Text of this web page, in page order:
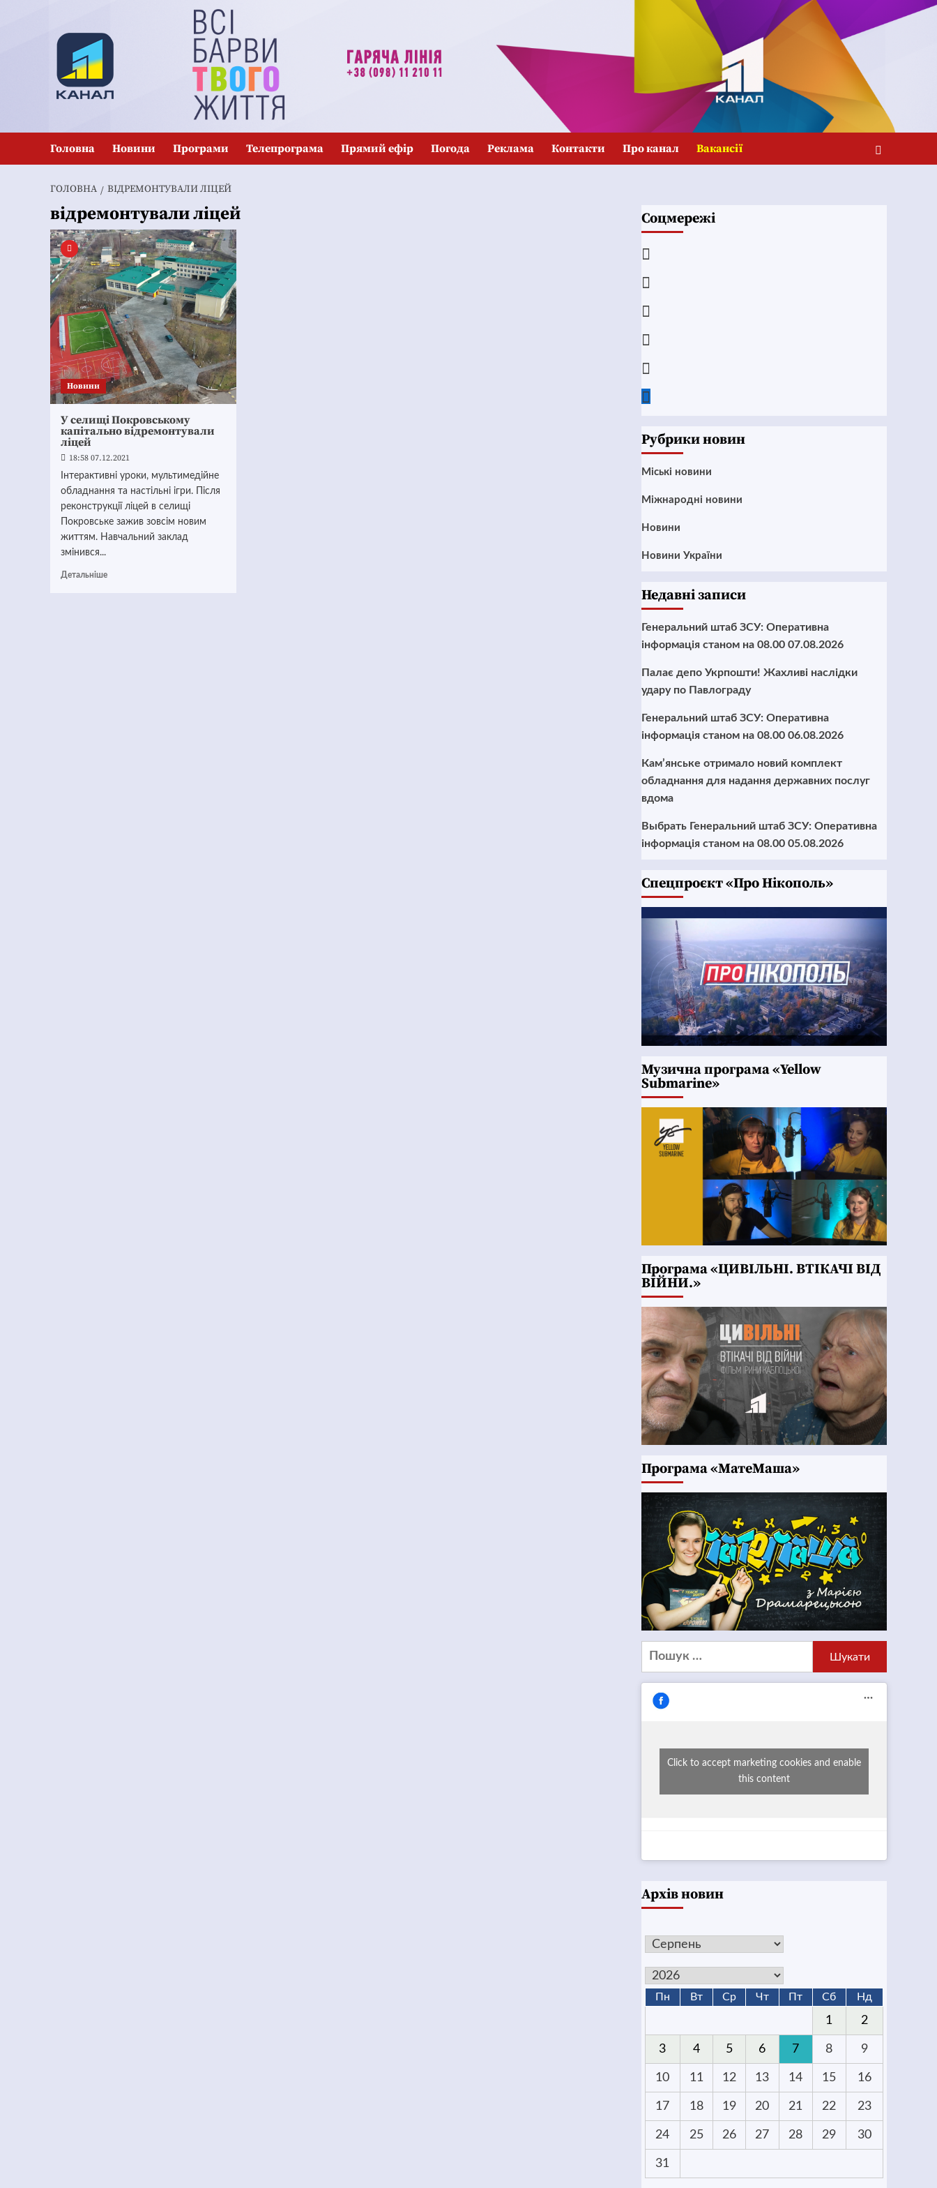
Головна Новини Програми Телепрограма Прямий ефір Погода Реклама Контакти Про канал Вакансії
ГОЛОВНА ВІДРЕМОНТУВАЛИ ЛІЦЕЙ
відремонтували ліцей
Новини
У селищі Покровському
капітально відремонтували
ліцей
18:58 07.12.2021
Інтерактивні уроки, мультимедійне
обладнання та настільні ігри. Після
реконструкції ліцей в селищі
Покровське зажив зовсім новим
життям. Навчальний заклад
змінився...
Детальніше
Соцмережі
Рубрики новин
Mіські новини
Міжнародні новини
Новини
Новини України
Недавні записи
Генеральний штаб ЗСУ: Оперативна
інформація станом на 08.00 07.08.2026
Палає депо Укрпошти! Жахливі наслідки
удару по Павлограду
Генеральний штаб ЗСУ: Оперативна
інформація станом на 08.00 06.08.2026
Кам’янське отримало новий комплект
обладнання для надання державних послуг
вдома
Выбрать Генеральний штаб ЗСУ: Оперативна
інформація станом на 08.00 05.08.2026
Cпецпроєкт «Про Нікополь»
Музична програма «Yellow
Submarine»
Програма «ЦИВІЛЬНІ. ВТІКАЧІ ВІД
ВІЙНИ.»
Програма «МатеМаша»
Пошук:
Click to accept marketing cookies and enable
this content
Архів новин
Пн Вт Ср Чт Пт Сб Нд
1 2
3 4 5 6 7 8 9
10 11 12 13 14 15 16
17 18 19 20 21 22 23
24 25 26 27 28 29 30
31